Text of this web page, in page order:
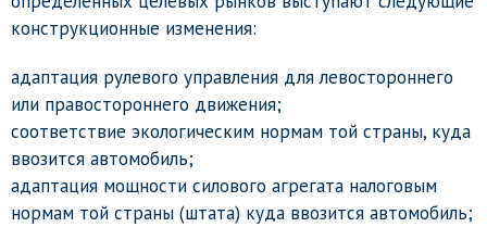
конструкционные изменения:
адаптация рулевого управления для левостороннего
или правостороннего движения;
соответствие экологическим нормам той страны, куда
ввозится автомобиль;
адаптация мощности силового агрегата налоговым
нормам той страны (штата) куда ввозится автомобиль;